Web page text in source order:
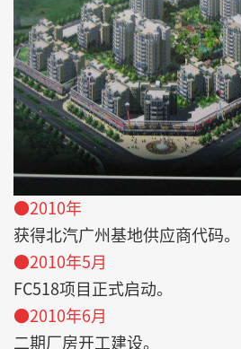
●2010年
获得北汽广州基地供应商代码。
●2010年5月
FC518项目正式启动。
●2010年6月
二期厂房开工建设。